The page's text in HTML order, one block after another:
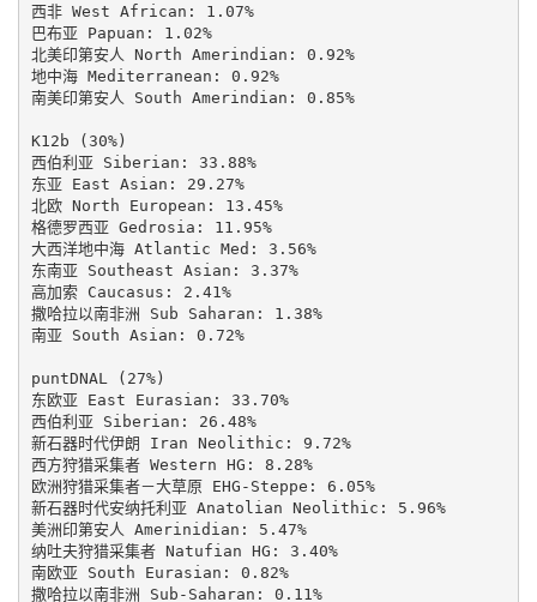
西非 West African: 1.07%
巴布亚 Papuan: 1.02%
北美印第安人 North Amerindian: 0.92%
地中海 Mediterranean: 0.92%
南美印第安人 South Amerindian: 0.85%
K12b (30%)
西伯利亚 Siberian: 33.88%
东亚 East Asian: 29.27%
北欧 North European: 13.45%
格德罗西亚 Gedrosia: 11.95%
大西洋地中海 Atlantic Med: 3.56%
东南亚 Southeast Asian: 3.37%
高加索 Caucasus: 2.41%
撒哈拉以南非洲 Sub Saharan: 1.38%
南亚 South Asian: 0.72%
puntDNAL (27%)
东欧亚 East Eurasian: 33.70%
西伯利亚 Siberian: 26.48%
新石器时代伊朗 Iran Neolithic: 9.72%
西方狩猎采集者 Western HG: 8.28%
欧洲狩猎采集者－大草原 EHG-Steppe: 6.05%
新石器时代安纳托利亚 Anatolian Neolithic: 5.96%
美洲印第安人 Amerinidian: 5.47%
纳吐夫狩猎采集者 Natufian HG: 3.40%
南欧亚 South Eurasian: 0.82%
撒哈拉以南非洲 Sub-Saharan: 0.11%